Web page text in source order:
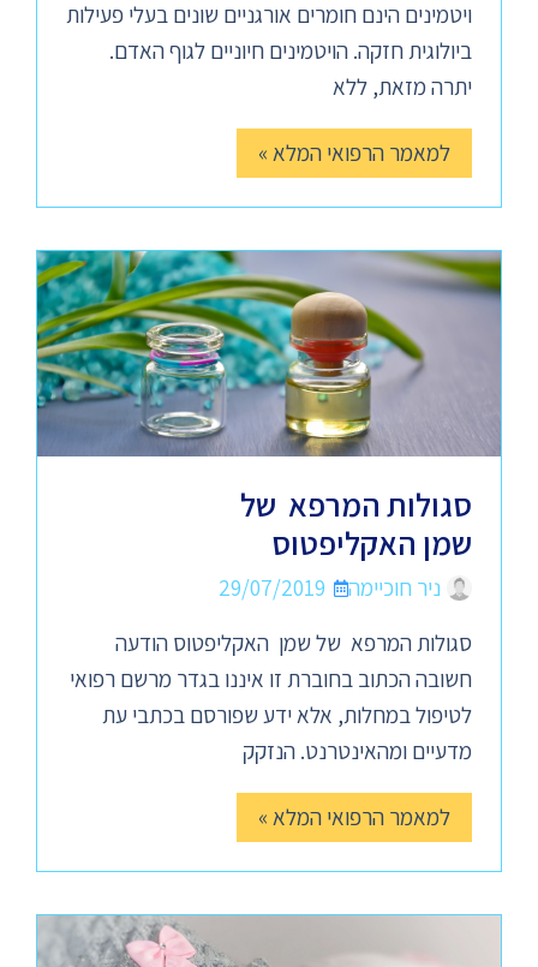
ויטמינים הינם חומרים אורגניים שונים בעלי פעילות
ביולוגית חזקה. הויטמינים חיוניים לגוף האדם.
יתרה מזאת, ללא
למאמר הרפואי המלא »
סגולות המרפא של
שמן האקליפטוס
ניר חוכיימה
29/07/2019
סגולות המרפא של שמן האקליפטוס הודעה
חשובה הכתוב בחוברת זו איננו בגדר מרשם רפואי
לטיפול במחלות, אלא ידע שפורסם בכתבי עת
מדעיים ומהאינטרנט. הנזקק
למאמר הרפואי המלא »